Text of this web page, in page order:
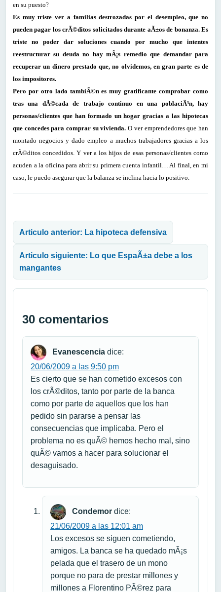
en su puesto?
Es muy triste ver a familias destrozadas por el desempleo, que no
pueden pagar los crÃ©ditos solicitados durante aÃ±os de bonanza. Es
triste no poder dar soluciones cuando por mucho que intentes
reestructurar su deuda no hay mÃ¡s remedio que demandar para
recuperar un dinero prestado que, no olvidemos, en gran parte es de
los impositores.
Pero por otro lado tambiÃ©n es muy gratificante comprobar como
tras una dÃ©cada de trabajo continuo en una poblaciÃ³n, hay
personas/clientes que han formado un hogar gracias a las hipotecas
que concedes para comprar su vivienda.O ver emprendedores que han
montado negocios y dado empleo a muchos trabajadores gracias a los
crÃ©ditos concedidos. Y ver a los hijos de esas personas/clientes como
acuden a la oficina para abrir su primera cuenta infantil… Al final, en mi
caso, le puedo asegurar que la balanza se inclina hacia lo positivo.
Articulo anterior: La hipoteca defensiva
Articulo siguiente: Lo que EspaÃ±a debe a los
mangantes
30 comentarios
Evanescencia dice:
20/06/2009 a las 9:50 pm
Es cierto que se han cometido excesos con
los crÃ©ditos, tanto por parte de la banca
como por parte de aquellos que los han
pedido sin pararse a pensar las
consecuencias que implicaba. Pero el
problema no es quÃ© hemos hecho mal, sino
quÃ© vamos a hacer para solucionar el
desaguisado.
Condemor dice:
21/06/2009 a las 12:01 am
Los excesos se siguen cometiendo,
amigos. La banca se ha quedado mÃ¡s
pelada que el trasero de un mono
porque no para de prestar millones y
millones a Florentino PÃ©rez para